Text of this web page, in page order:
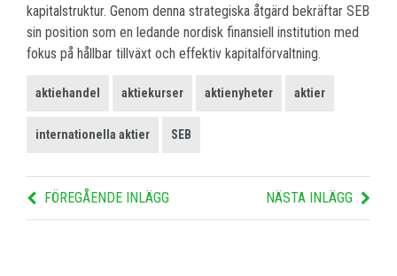
kapitalstruktur. Genom denna strategiska åtgärd bekräftar SEB
sin position som en ledande nordisk finansiell institution med
fokus på hållbar tillväxt och effektiv kapitalförvaltning.
aktiehandel aktiekurser aktienyheter aktier
internationella aktier SEB
FÖREGÅENDE INLÄGG NÄSTA INLÄGG